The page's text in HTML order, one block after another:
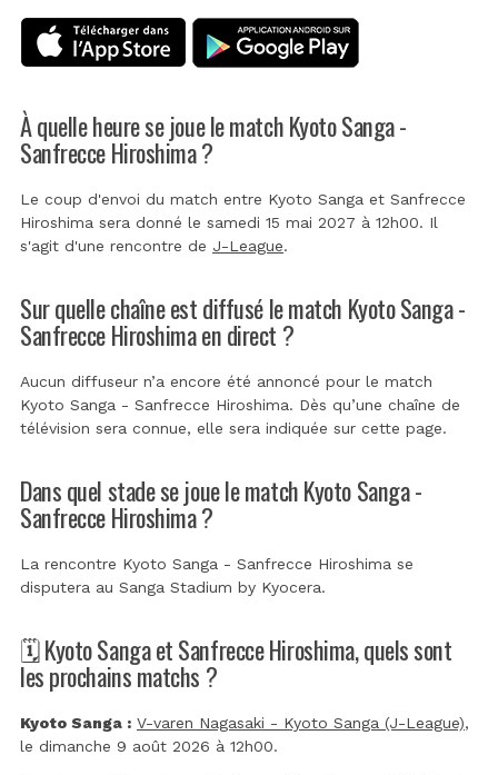
À quelle heure se joue le match Kyoto Sanga -
Sanfrecce Hiroshima ?
Le coup d'envoi du match entre Kyoto Sanga et Sanfrecce
Hiroshima sera donné le samedi 15 mai 2027 à 12h00. Il
s'agit d'une rencontre de J-League.
Sur quelle chaîne est diffusé le match Kyoto Sanga -
Sanfrecce Hiroshima en direct ?
Aucun diffuseur n’a encore été annoncé pour le match
Kyoto Sanga - Sanfrecce Hiroshima. Dès qu’une chaîne de
télévision sera connue, elle sera indiquée sur cette page.
Dans quel stade se joue le match Kyoto Sanga -
Sanfrecce Hiroshima ?
La rencontre Kyoto Sanga - Sanfrecce Hiroshima se
disputera au Sanga Stadium by Kyocera.
🗓️ Kyoto Sanga et Sanfrecce Hiroshima, quels sont
les prochains matchs ?
Kyoto Sanga : V-varen Nagasaki - Kyoto Sanga (J-League),
le dimanche 9 août 2026 à 12h00.